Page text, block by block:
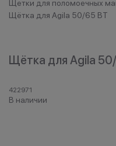
Щетки для поломоечных
Щётка для Agila 50/65 BT
Щётка для Agila
422971
В наличии